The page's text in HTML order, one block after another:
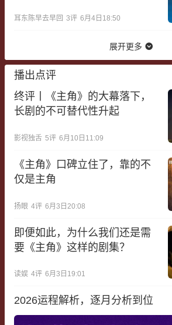
耳东陈早去早回 3评 6月4日18:50
展开更多
播出点评
终评丨《主角》的大幕落下，
长剧的不可替代性升起
影视独舌 5评 6月10日11:09
《主角》口碑立住了，靠的不
仅是主角
扬眼 4评 6月3日20:08
即便如此，为什么我们还是需
要《主角》这样的剧集？
读娱 4评 6月3日19:01
2026运程解析，逐月分析到位